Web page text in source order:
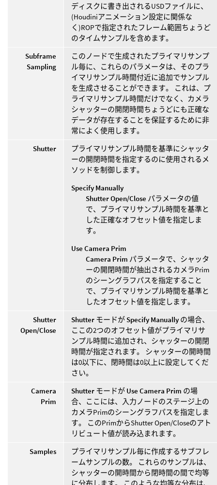
ディスクに書き出されるUSDファイルに、
(Houdiniアニメーション設定に関係な
く)ROPで指定されたフレーム範囲ちょうど
のタイムサンプルを含めます。
Subframe
Sampling
このノードで生成されたプライマリサンプ
ル毎に、これらのパラメータは、そのプラ
イマリサンプル時間付近に追加でサンプル
を生成させることができます。 これは、プ
ライマリサンプル時間だけでなく、カメラ
シャッターの開閉時間ちょうどにも正確な
データが存在することを保証するために非
常によく使用します。
Shutter
プライマリサンプル時間を基準にシャッタ
ーの開閉時間を指定するのに使用されるメ
ソッドを制御します。
Specify Manually
Shutter Open/Close パラメータの値
で、プライマリサンプル時間を基準と
した正確なオフセット値を指定しま
す。
Use Camera Prim
Camera Prim パラメータで、シャッタ
ーの開閉時間が抽出されるカメラPrim
のシーングラフパスを指定すること
で、プライマリサンプル時間を基準と
したオフセット値を指定します。
Shutter
Open/Close
Shutter モードが Specify Manually の場合、
ここの2つのオフセット値がプライマリサ
ンプル時間に追加され、シャッターの開閉
時間が指定されます。 シャッターの開時間
は0以下に、閉時間は0以上に設定してくだ
さい。
Camera
Prim
Shutter モードが Use Camera Prim の場
合、ここには、入力ノードのステージ上の
カメラPrimのシーングラフパスを指定しま
す。 このPrimからShutter Open/Closeのアト
リビュート値が読み込まれます。
Samples
プライマリサンプル毎に作成するサブフレ
ームサンプルの数。 これらのサンプルは、
シャッターの開時間から閉時間の間で均等